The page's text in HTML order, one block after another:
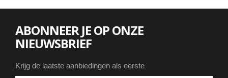
ABONNEER JE OP ONZE
NIEUWSBRIEF
Krijg de laatste aanbiedingen als eerste